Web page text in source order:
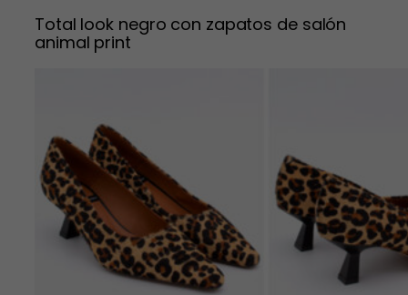
Total look negro con zapatos de salón
animal print